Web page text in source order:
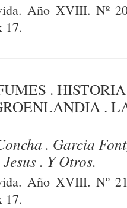
Año XVIII. Nº
17.
.
.
. Garcia
. Y Otros.
Año XVIII. Nº
17.